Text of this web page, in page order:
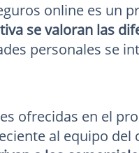
online es un
se valoran las
personales se
ofrecidas en el
al equipo del